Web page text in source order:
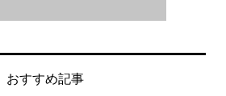
おすすめ記事